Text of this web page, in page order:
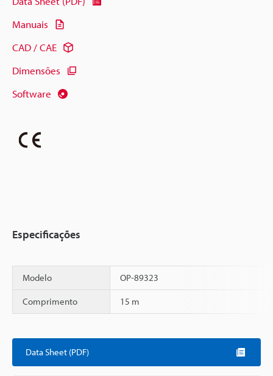
Manuais
CAD / CAE
Dimensões
Software
Especificações
Modelo OP-89323
Comprimento 15 m
Data Sheet (PDF)